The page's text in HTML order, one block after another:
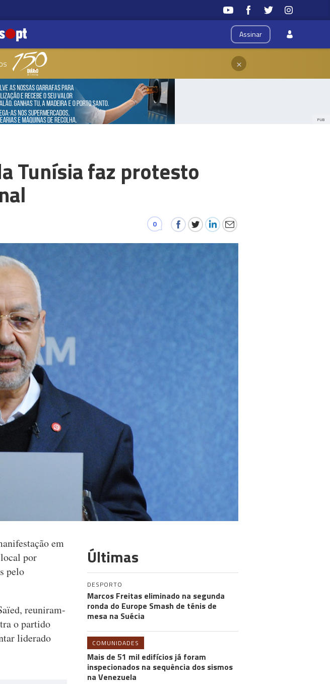
Assinar
×
PUB
Tunísia faz protesto
0
em
por
pelo
reuniram-
o partido
liderado
Últimas
DESPORTO
Marcos Freitas eliminado na segunda
ronda do Europe Smash de ténis de
mesa na Suécia
COMUNIDADES
Mais de 51 mil edifícios já foram
inspecionados na sequência dos sismos
na Venezuela